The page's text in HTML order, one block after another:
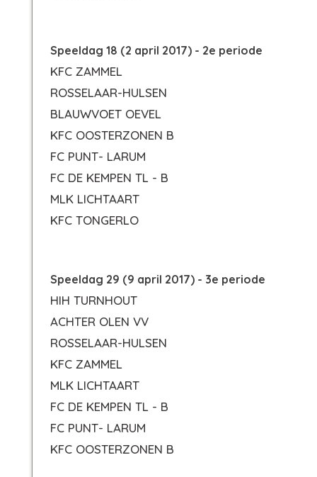
Speeldag 18 (2 april 2017) - 2e periode
KFC ZAMMEL
ROSSELAAR-HULSEN
BLAUWVOET OEVEL
KFC OOSTERZONEN B
FC PUNT- LARUM
FC DE KEMPEN TL - B
MLK LICHTAART
KFC TONGERLO
Speeldag 29 (9 april 2017) - 3e periode
HIH TURNHOUT
ACHTER OLEN VV
ROSSELAAR-HULSEN
KFC ZAMMEL
MLK LICHTAART
FC DE KEMPEN TL - B
FC PUNT- LARUM
KFC OOSTERZONEN B